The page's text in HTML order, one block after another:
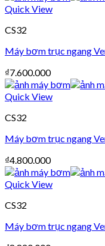
Quick View
CS32
Máy bơm trục ngang
₫7.600.000
Quick View
CS32
Máy bơm trục ngang
₫4.800.000
Quick View
CS32
Máy bơm trục ngang